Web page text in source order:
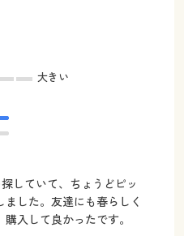
大きい
していて、ちょうどピッ
した。友達にも春らしく
入して良かったです。